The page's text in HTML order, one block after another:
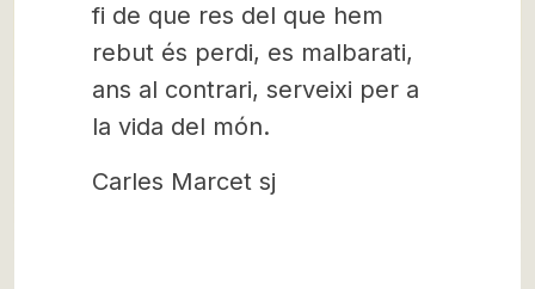
fi de que res del que hem
rebut és perdi, es malbarati,
ans al contrari, serveixi per a
la vida del món.
Carles Marcet sj